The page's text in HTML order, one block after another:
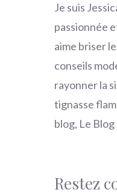
Je suis
passionnée
aime briser
conseils
rayonner la
tignasse
blog, Le
Restez